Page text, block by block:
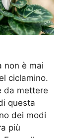
non è mai
ciclamino.
da mettere
questa
dei modi
più